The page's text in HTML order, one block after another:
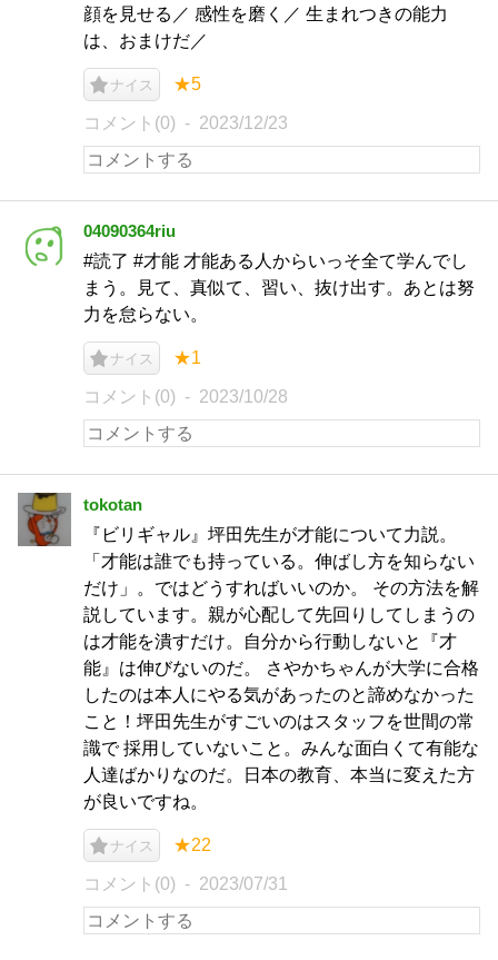
顔を見せる／ 感性を磨く／ 生まれつきの能力
は、おまけだ／
ナイス ★5
コメント(0) 2023/12/23
04090364riu
#読了 #才能 才能ある人からいっそ全て学んでし
まう。見て、真似て、習い、抜け出す。あとは努
力を怠らない。
ナイス ★1
コメント(0) 2023/10/28
tokotan
『ビリギャル』坪田先生が才能について力説。
「才能は誰でも持っている。伸ばし方を知らない
だけ」。ではどうすればいいのか。 その方法を解
説しています。親が心配して先回りしてしまうの
は才能を潰すだけ。自分から行動しないと『才
能』は伸びないのだ。 さやかちゃんが大学に合格
したのは本人にやる気があったのと諦めなかった
こと！坪田先生がすごいのはスタッフを世間の常
識で 採用していないこと。みんな面白くて有能な
人達ばかりなのだ。日本の教育、本当に変えた方
が良いですね。
ナイス ★22
コメント(0) 2023/07/31